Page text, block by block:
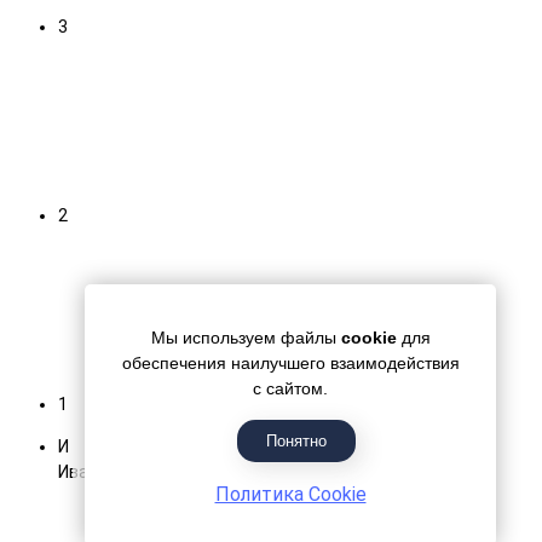
3
2
1
И
Иван
Мы используем файлы cookie для
обеспечения наилучшего взаимодействия
с сайтом.
Понятно
Политика Cookie